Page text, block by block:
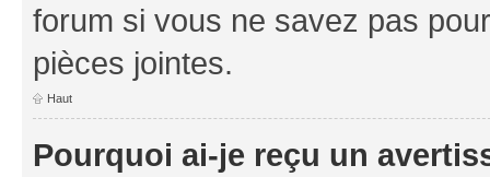
forum si vous ne savez pas
pièces jointes.
Haut
Pourquoi ai-je reçu un